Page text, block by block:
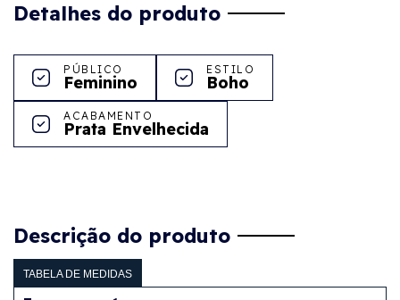
Detalhes do produto
PÚBLICO
Feminino
ESTILO
Boho
ACABAMENTO
Prata Envelhecida
Descrição do produto
TABELA DE MEDIDAS